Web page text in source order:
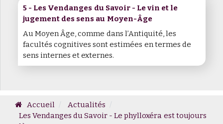
5 - Les Vendanges du Savoir - Le vin et le
jugement des sens au Moyen-Âge
Au Moyen Âge, comme dans l’Antiquité, les
facultés cognitives sont estimées en termes de
sens internes et externes.
Accueil
Actualités
Les Vendanges du Savoir - Le phylloxéra est toujours